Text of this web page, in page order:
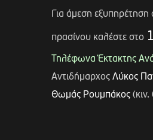
Για άμεση εξυπηρέτηση
πρασίνου καλέστε στο
Τηλέφωνα Έκτακτης
Αντιδήμαρχος Λύκος
Θωμάς Ρουμπάκος